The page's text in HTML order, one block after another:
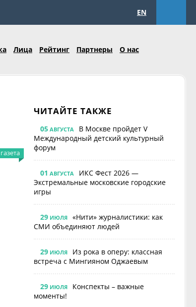
EN
Лица Рейтинг Партнеры О нас
ЧИТАЙТЕ ТАКЖЕ
05АВГУСТА
В Москве пройдет V
Международный детский культурный
форум
01 АВГУСТА
ИКС Фест 2026 —
Экстремальные московские городские
игры
29ИЮЛЯ
«Нити» журналистики: как
СМИ объединяют людей
29ИЮЛЯ
Из рока в оперу: классная
встреча с Мингияном Оджаевым
29ИЮЛЯ
Конспекты – важные
моменты!